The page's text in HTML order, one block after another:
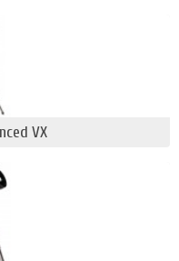
bien la technique
montés sur des
2 , Cgx, Cgx-L,
(exemple : Cpc)
azimutales,
à
sont pourvus d’une
VX